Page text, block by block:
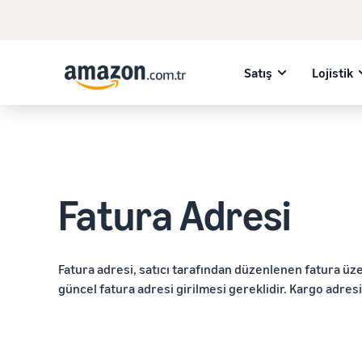
Satış Lojistik
Fatura Adresi
Fatura adresi, satıcı tarafından düzenlenen fatura
güncel fatura adresi girilmesi gereklidir. Kargo